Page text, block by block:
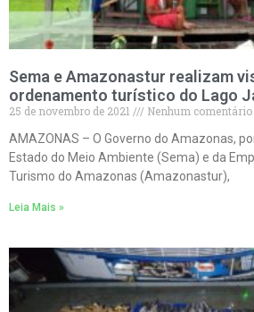
Sema e Amazonastur realizam
ordenamento turístico do Lago
25 de novembro de 2021
Nenhum comentário
AMAZONAS – O Governo do Amazonas,
Estado do Meio Ambiente (Sema) e da
Turismo do Amazonas (Amazonastur),
Leia Mais »